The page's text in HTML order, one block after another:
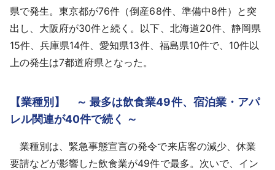
県で発生。東京都が76件（倒産68件、準備中8件）と突
出し、大阪府が30件と続く。以下、北海道20件、静岡県
15件、兵庫県14件、愛知県13件、福島県10件で、10件以
上の発生は7都道府県となった。
【業種別】 ～ 最多は飲食業49件、宿泊業・アパ
レル関連が40件で続く ～
業種別は、緊急事態宣言の発令で来店客の減少、休業
要請などが影響した飲食業が49件で最多。次いで、イン